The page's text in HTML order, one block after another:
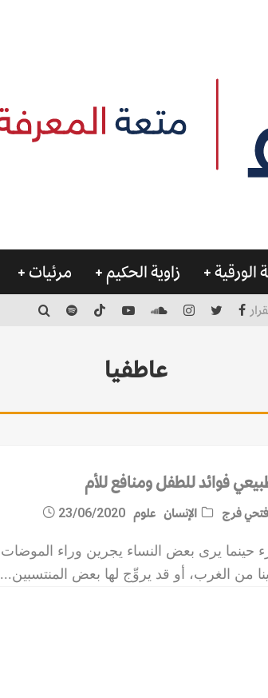
الورقية زاوية الحكيم مرئيات
عاطفيا
فوائد للطفل ومنافع للأم
فرج الإنسان علوم 23/06/2020
حينما يرى بعض النساء يجرين وراء الموضات
من الغرب، أو قد يروِّج لها بعض المنتسبين...